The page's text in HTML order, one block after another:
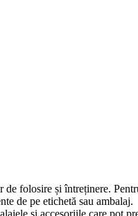
folosire și întreținere.
de pe etichetă sau ambalaj.
și accesoriile care pot